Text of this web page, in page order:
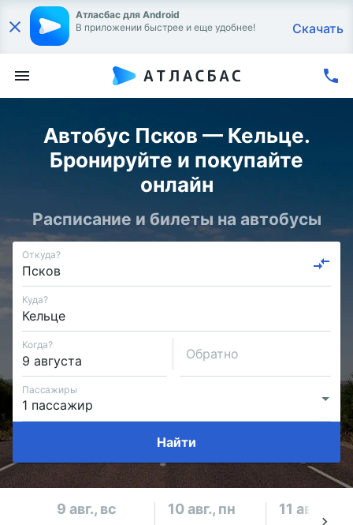
Атласбас для Android
В приложении быстрее и еще удобнее!
Скачать
Автобус Псков — Кельце.
Бронируйте и покупайте
онлайн
Расписание и билеты на автобусы
Откуда?
Куда?
Когда?
Обратно
Пассажиры
Найти
9 авг., вс 10 авг., пн 11 авг., вт